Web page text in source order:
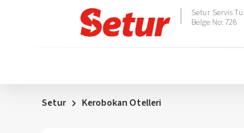
Setur Servis
Belge No: 728
Setur Kerobokan Otelleri